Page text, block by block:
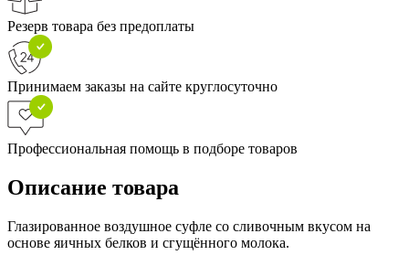
Резерв товара без предоплаты
Принимаем заказы на сайте круглосуточно
Профессиональная помощь в подборе товаров
Описание товара
Глазированное воздушное суфле со сливочным вкусом на
основе яичных белков и сгущённого молока.